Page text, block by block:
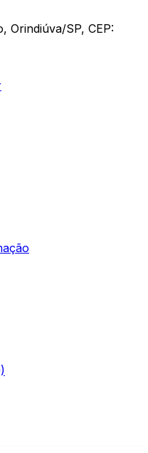
Orindiúva/SP, CEP: